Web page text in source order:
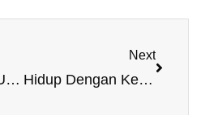
Kata Semangat Untuk Diri
Next
Hidup Dengan Keyakinan